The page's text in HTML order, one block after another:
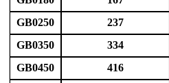
GB0250
237
GB0350
334
GB0450
416